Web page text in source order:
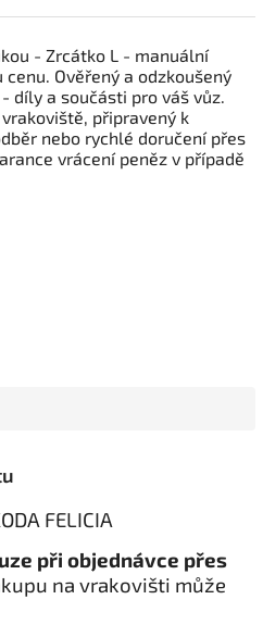
- Zrcátko L - manuální
cenu. Ověřený a odzkoušený
díly a součásti pro váš vůz.
připravený k
nebo rychlé doručení přes
vrácení peněz v případě
FELICIA
při objednávce přes
na vrakovišti může